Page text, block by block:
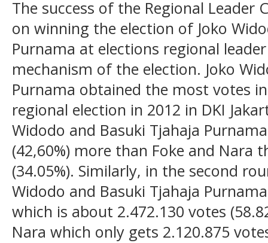
The success of the Regional Leader
on winning the election of Joko
Purnama at elections regional
mechanism of the election. Joko
Purnama obtained the most votes
regional election in 2012 in DKI
Widodo and Basuki Tjahaja
(42,60%) more than Foke and Nara
(34.05%). Similarly, in the second
Widodo and Basuki Tjahaja
which is about 2.472.130 votes
Nara which only gets 2.120.875